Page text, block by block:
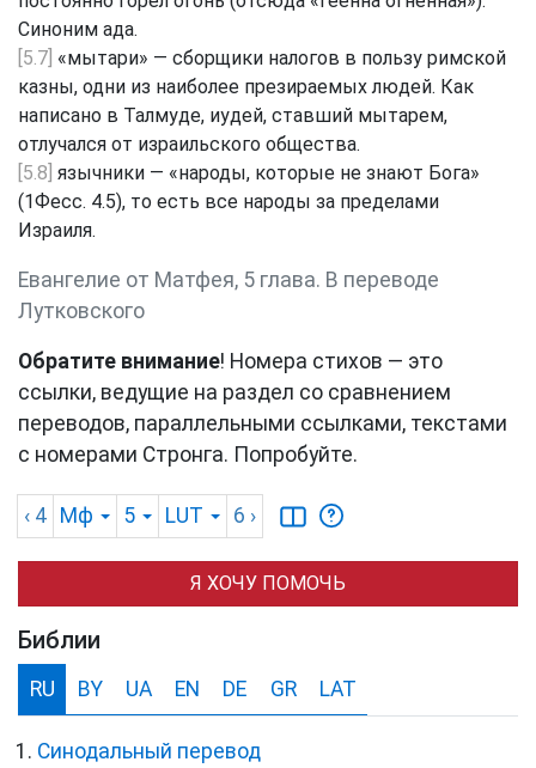
Синоним ада.
[5.7] «мытари» — сборщики налогов в пользу римской
казны, одни из наиболее презираемых людей. Как
написано в Талмуде, иудей, ставший мытарем,
отлучался от израильского общества.
[5.8] язычники — «народы, которые не знают Бога»
(1Фесс. 4.5), то есть все народы за пределами
Израиля.
Евангелие от Матфея, 5 глава. В переводе
Лутковского
Обратите внимание! Номера стихов — это
ссылки, ведущие на раздел со сравнением
переводов, параллельными ссылками, текстами
с номерами Стронга. Попробуйте.
‹ 4 Мф 5 LUT 6 ›
Я ХОЧУ ПОМОЧЬ
Библии
RU BY UA EN DE GR LAT
Синодальный перевод